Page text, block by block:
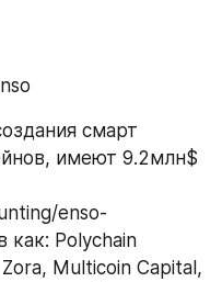
смарт
имеют 9.2млн$
enso-
как: Polychain
Multicoin Capital,